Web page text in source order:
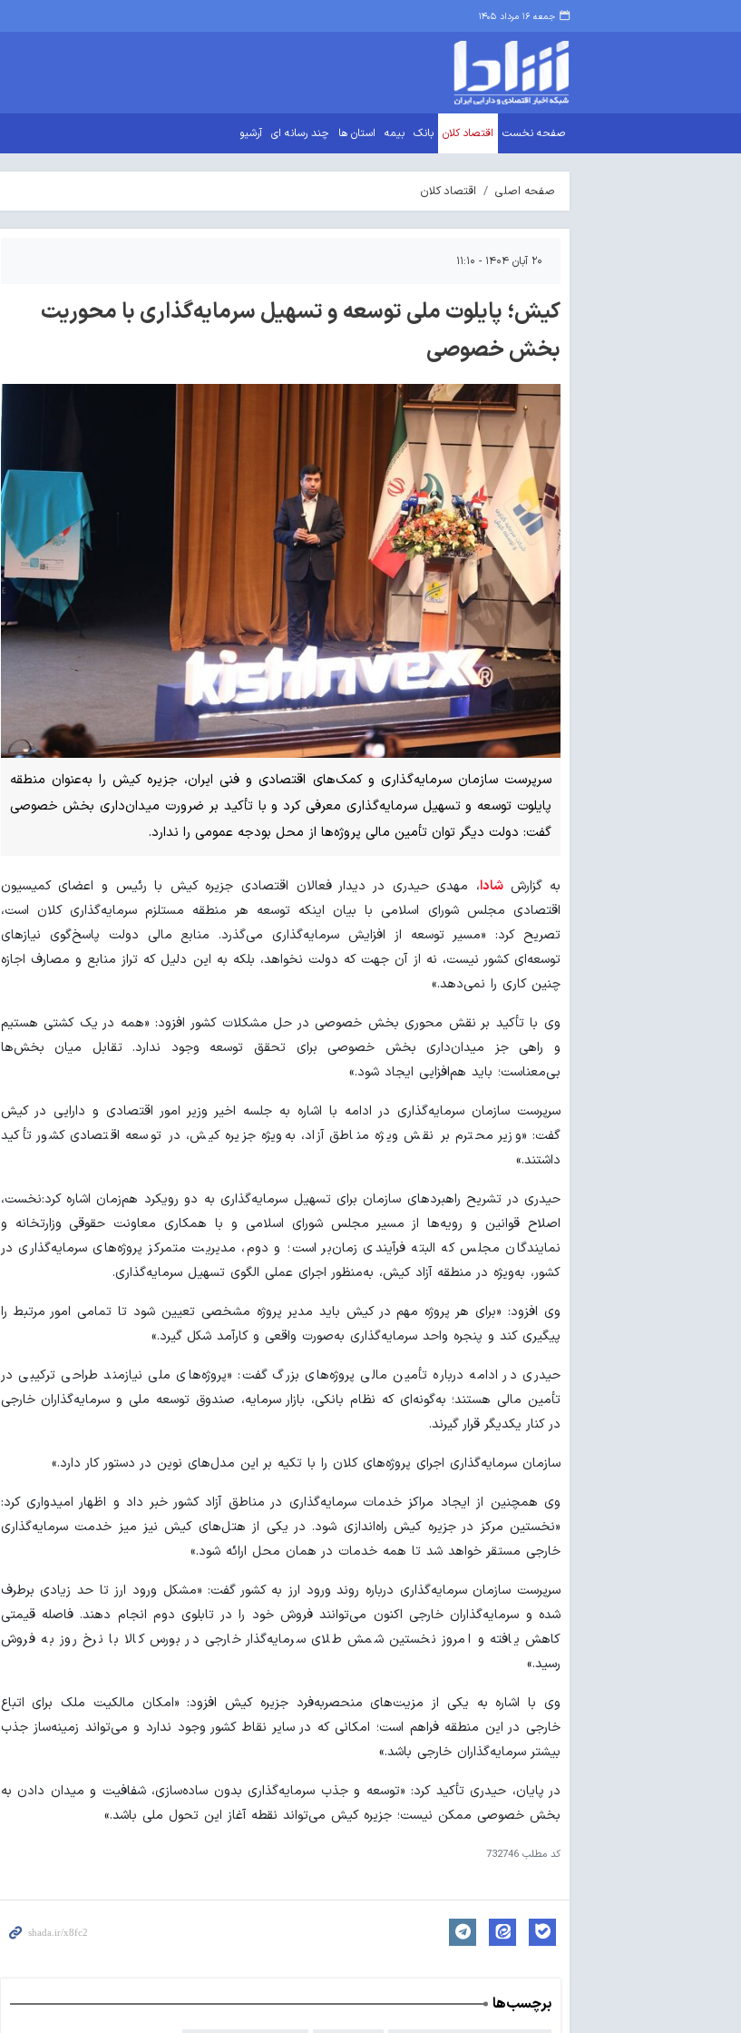
جمعه ۱۶ مرداد ۱۴۰۵
صفحه نخست اقتصاد کلان بانک بیمه استان ها چند رسانه ای آرشیو
صفحه اصلی اقتصاد کلان
۲۰ آبان ۱۴۰۴ - ۱۱:۱۰
کیش؛ پایلوت ملی توسعه و تسهیل سرمایه‌گذاری با محوریت
بخش خصوصی
سرپرست سازمان سرمایه‌گذاری و کمک‌های اقتصادی و فنی ایران، جزیره کیش را به‌عنوان منطقه
پایلوت توسعه و تسهیل سرمایه‌گذاری معرفی کرد و با تأکید بر ضرورت میدان‌داری بخش خصوصی
گفت: دولت دیگر توان تأمین مالی پروژه‌ها از محل بودجه عمومی را ندارد.
به گزارششادا، مهدی حیدری در دیدار فعالان اقتصادی جزیره کیش با رئیس و اعضای کمیسیون
اقتصادی مجلس شورای اسلامی با بیان اینکه توسعه هر منطقه مستلزم سرمایه‌گذاری کلان است،
تصریح کرد: «مسیر توسعه از افزایش سرمایه‌گذاری می‌گذرد. منابع مالی دولت پاسخ‌گوی نیازهای
توسعه‌ای کشور نیست، نه از آن جهت که دولت نخواهد، بلکه به این دلیل که تراز منابع و مصارف اجازه
چنین کاری را نمی‌دهد.»
وی با تأکید بر نقش محوری بخش خصوصی در حل مشکلات کشور افزود: «همه در یک کشتی هستیم
و راهی جز میدان‌داری بخش خصوصی برای تحقق توسعه وجود ندارد. تقابل میان بخش‌ها
بی‌معناست؛ باید هم‌افزایی ایجاد شود.»
سرپرست سازمان سرمایه‌گذاری در ادامه با اشاره به جلسه اخیر وزیر امور اقتصادی و دارایی در کیش
گفت: «وزیر محترم بر نقش ویژه مناطق آزاد، به‌ویژه جزیره کیش، در توسعه اقتصادی کشور تأکید
داشتند.»
حیدری در تشریح راهبردهای سازمان برای تسهیل سرمایه‌گذاری به دو رویکرد هم‌زمان اشاره کرد:نخست،
اصلاح قوانین و رویه‌ها از مسیر مجلس شورای اسلامی و با همکاری معاونت حقوقی وزارتخانه و
نمایندگان مجلس که البته فرآیندی زمان‌بر است؛ و دوم، مدیریت متمرکز پروژه‌های سرمایه‌گذاری در
کشور، به‌ویژه در منطقه آزاد کیش، به‌منظور اجرای عملی الگوی تسهیل سرمایه‌گذاری.
وی افزود: «برای هر پروژه مهم در کیش باید مدیر پروژه مشخصی تعیین شود تا تمامی امور مرتبط را
پیگیری کند و پنجره واحد سرمایه‌گذاری به‌صورت واقعی و کارآمد شکل گیرد.»
حیدری در ادامه درباره تأمین مالی پروژه‌های بزرگ گفت: «پروژه‌های ملی نیازمند طراحی ترکیبی در
تأمین مالی هستند؛ به‌گونه‌ای که نظام بانکی، بازار سرمایه، صندوق توسعه ملی و سرمایه‌گذاران خارجی
در کنار یکدیگر قرار گیرند.
سازمان سرمایه‌گذاری اجرای پروژه‌های کلان را با تکیه بر این مدل‌های نوین در دستور کار دارد.»
وی همچنین از ایجاد مراکز خدمات سرمایه‌گذاری در مناطق آزاد کشور خبر داد و اظهار امیدواری کرد:
«نخستین مرکز در جزیره کیش راه‌اندازی شود. در یکی از هتل‌های کیش نیز میز خدمت سرمایه‌گذاری
خارجی مستقر خواهد شد تا همه خدمات در همان محل ارائه شود.»
سرپرست سازمان سرمایه‌گذاری درباره روند ورود ارز به کشور گفت: «مشکل ورود ارز تا حد زیادی برطرف
شده و سرمایه‌گذاران خارجی اکنون می‌توانند فروش خود را در تابلوی دوم انجام دهند. فاصله قیمتی
کاهش یافته و امروز نخستین شمش طلای سرمایه‌گذار خارجی در بورس کالا با نرخ روز به فروش
رسید.»
وی با اشاره به یکی از مزیت‌های منحصربه‌فرد جزیره کیش افزود: «امکان مالکیت ملک برای اتباع
خارجی در این منطقه فراهم است؛ امکانی که در سایر نقاط کشور وجود ندارد و می‌تواند زمینه‌ساز جذب
بیشتر سرمایه‌گذاران خارجی باشد.»
در پایان، حیدری تأکید کرد: «توسعه و جذب سرمایه‌گذاری بدون ساده‌سازی، شفافیت و میدان دادن به
بخش خصوصی ممکن نیست؛ جزیره کیش می‌تواند نقطه آغاز این تحول ملی باشد.»
کد مطلب 732746
برچسب‌ها